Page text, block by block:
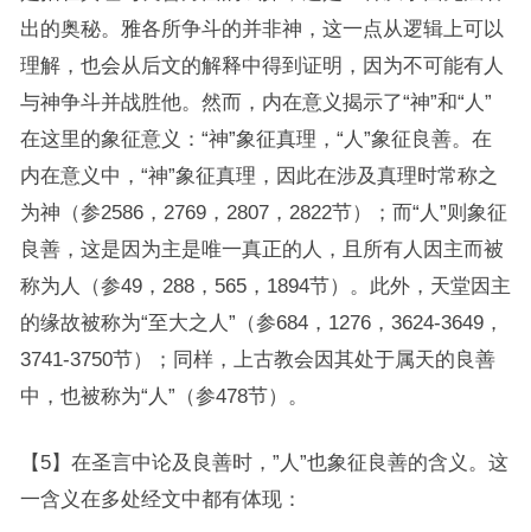
出的奥秘。雅各所争斗的并非神，这一点从逻辑上可以
理解，也会从后文的解释中得到证明，因为不可能有人
与神争斗并战胜他。然而，内在意义揭示了“神”和“人”
在这里的象征意义：“神”象征真理，“人”象征良善。在
内在意义中，“神”象征真理，因此在涉及真理时常称之
为神（参2586，2769，2807，2822节）；而“人”则象征
良善，这是因为主是唯一真正的人，且所有人因主而被
称为人（参49，288，565，1894节）。此外，天堂因主
的缘故被称为“至大之人”（参684，1276，3624-3649，
3741-3750节）；同样，上古教会因其处于属天的良善
中，也被称为“人”（参478节）。
【5】在圣言中论及良善时，”人”也象征良善的含义。这
一含义在多处经文中都有体现：